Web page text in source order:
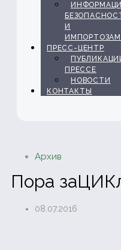
И
ПРЕСС-ЦЕНТР
ПРЕССЕ
НОВОСТИ
КОНТАКТЫ
Архив
Пора
08.07.2016